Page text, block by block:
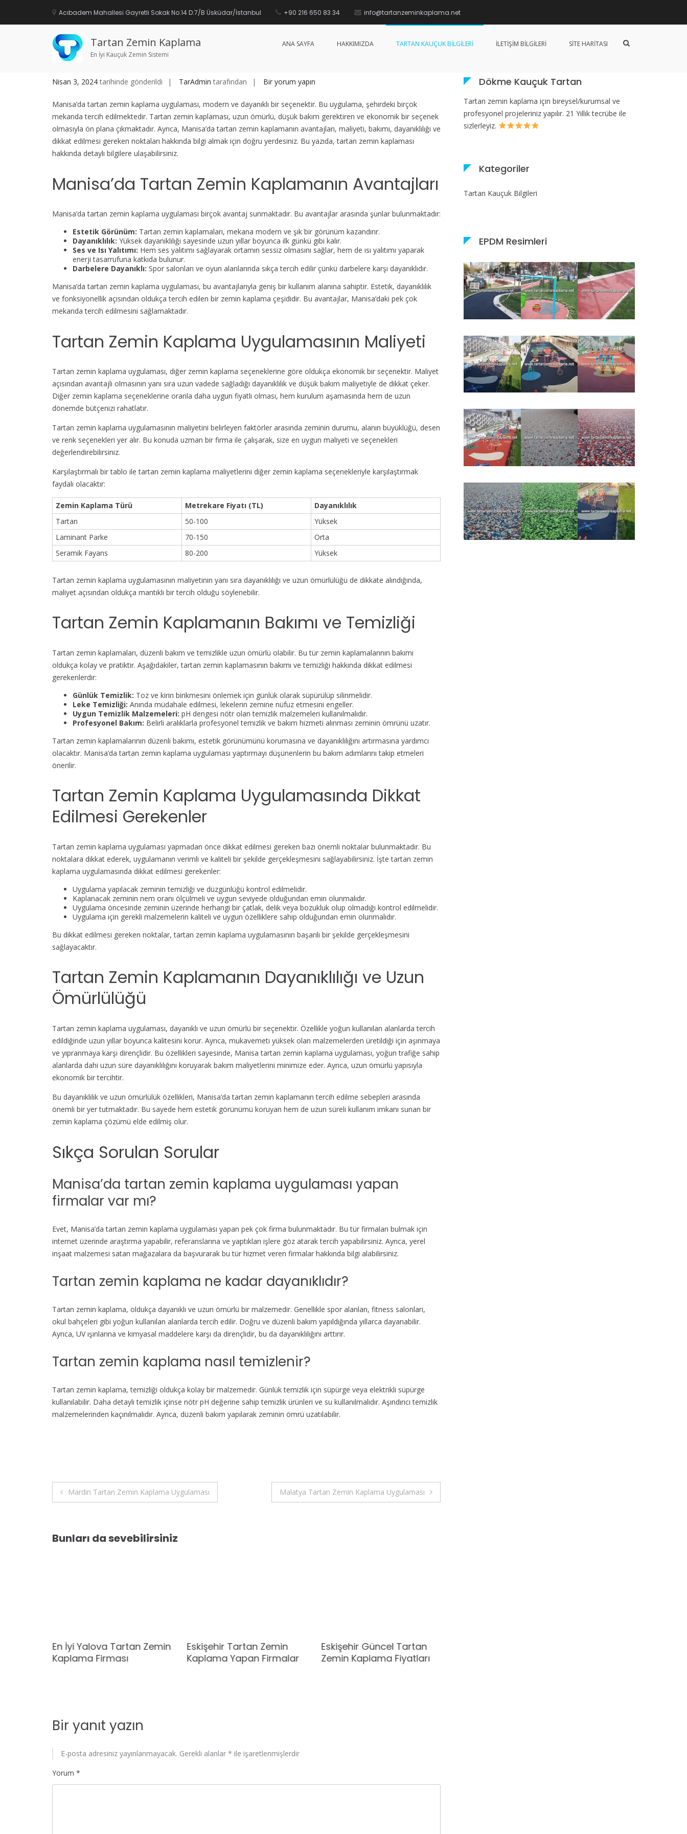
Acıbadem Mahallesi Gayretli Sokak No:14 D:7/B Üsküdar/İstanbul +90 216 650 83 34 info@tartanzeminkaplama.net
Tartan Zemin Kaplama
En İyi Kauçuk Zemin Sistemi
ANA SAYFA HAKKIMIZDA TARTAN KAUÇUK BILGILERI İLETIŞIM BILGILERI SITE HARITASI
Arama
Manisa Tartan Zemin Kaplama Uygulaması Tartan Kauçuk Bilgileri
Nisan 3, 2024tarihinde gönderildi TarAdmin tarafından
Manisa
Zemin
Kaplama
Uygulaması
için
Bir yorum yapın
Manisa’da tartan zemin kaplama uygulaması, modern ve dayanıklı bir seçenektir. Bu uygulama, şehirdeki birçok
mekanda tercih edilmektedir. Tartan zemin kaplaması, uzun ömürlü, düşük bakım gerektiren ve ekonomik bir seçenek
olmasıyla ön plana çıkmaktadır. Ayrıca, Manisa’da tartan zemin kaplamanın avantajları, maliyeti, bakımı, dayanıklılığı ve
dikkat edilmesi gereken noktaları hakkında bilgi almak için doğru yerdesiniz. Bu yazıda, tartan zemin kaplaması
hakkında detaylı bilgilere ulaşabilirsiniz.
Manisa’da Tartan Zemin Kaplamanın Avantajları
Manisa’da tartan zemin kaplama uygulaması birçok avantaj sunmaktadır. Bu avantajlar arasında şunlar bulunmaktadır:
Estetik Görünüm: Tartan zemin kaplamaları, mekana modern ve şık bir görünüm kazandırır.
Dayanıklılık: Yüksek dayanıklılığı sayesinde uzun yıllar boyunca ilk günkü gibi kalır.
Ses ve Isı Yalıtımı: Hem ses yalıtımı sağlayarak ortamın sessiz olmasını sağlar, hem de ısı yalıtımı yaparak
enerji tasarrufuna katkıda bulunur.
Darbelere Dayanıklı: Spor salonları ve oyun alanlarında sıkça tercih edilir çünkü darbelere karşı dayanıklıdır.
Manisa’da tartan zemin kaplama uygulaması, bu avantajlarıyla geniş bir kullanım alanına sahiptir. Estetik, dayanıklılık
ve fonksiyonellik açısından oldukça tercih edilen bir zemin kaplama çeşididir. Bu avantajlar, Manisa’daki pek çok
mekanda tercih edilmesini sağlamaktadır.
Tartan Zemin Kaplama Uygulamasının Maliyeti
Tartan zemin kaplama uygulaması, diğer zemin kaplama seçeneklerine göre oldukça ekonomik bir seçenektir. Maliyet
açısından avantajlı olmasının yanı sıra uzun vadede sağladığı dayanıklılık ve düşük bakım maliyetiyle de dikkat çeker.
Diğer zemin kaplama seçeneklerine oranla daha uygun fiyatlı olması, hem kurulum aşamasında hem de uzun
dönemde bütçenizi rahatlatır.
Tartan zemin kaplama uygulamasının maliyetini belirleyen faktörler arasında zeminin durumu, alanın büyüklüğü, desen
ve renk seçenekleri yer alır. Bu konuda uzman bir firma ile çalışarak, size en uygun maliyeti ve seçenekleri
değerlendirebilirsiniz.
Karşılaştırmalı bir tablo ile tartan zemin kaplama maliyetlerini diğer zemin kaplama seçenekleriyle karşılaştırmak
faydalı olacaktır:
Zemin Kaplama Türü Metrekare Fiyatı (TL)
Dayanıklılık
Tartan
50-100
Yüksek
Laminant Parke
70-150
Orta
Seramik Fayans
80-200 Yüksek
Tartan zemin kaplama uygulamasının maliyetinin yanı sıra dayanıklılığı ve uzun ömürlülüğü de dikkate alındığında,
maliyet açısından oldukça mantıklı bir tercih olduğu söylenebilir.
Tartan Zemin Kaplamanın Bakımı ve Temizliği
Tartan zemin kaplamaları, düzenli bakım ve temizlikle uzun ömürlü olabilir. Bu tür zemin kaplamalarının bakımı
oldukça kolay ve pratiktir. Aşağıdakiler, tartan zemin kaplamasının bakımı ve temizliği hakkında dikkat edilmesi
gerekenlerdir:
Günlük Temizlik: Toz ve kirin birikmesini önlemek için günlük olarak süpürülüp silinmelidir.
Leke Temizliği: Anında müdahale edilmesi, lekelerin zemine nüfuz etmesini engeller.
Uygun Temizlik Malzemeleri: pH dengesi nötr olan temizlik malzemeleri kullanılmalıdır.
Profesyonel Bakım: Belirli aralıklarla profesyonel temizlik ve bakım hizmeti alınması zeminin ömrünü uzatır.
Tartan zemin kaplamalarının düzenli bakımı, estetik görünümünü korumasına ve dayanıklılığını artırmasına yardımcı
olacaktır. Manisa’da tartan zemin kaplama uygulaması yaptırmayı düşünenlerin bu bakım adımlarını takip etmeleri
önerilir.
Tartan Zemin Kaplama Uygulamasında Dikkat
Edilmesi Gerekenler
Tartan zemin kaplama uygulaması yapmadan önce dikkat edilmesi gereken bazı önemli noktalar bulunmaktadır. Bu
noktalara dikkat ederek, uygulamanın verimli ve kaliteli bir şekilde gerçekleşmesini sağlayabilirsiniz. İşte tartan zemin
kaplama uygulamasında dikkat edilmesi gerekenler:
Uygulama yapılacak zeminin temizliği ve düzgünlüğü kontrol edilmelidir.
Kaplanacak zeminin nem oranı ölçülmeli ve uygun seviyede olduğundan emin olunmalıdır.
Uygulama öncesinde zeminin üzerinde herhangi bir çatlak, delik veya bozukluk olup olmadığı kontrol edilmelidir.
Uygulama için gerekli malzemelerin kaliteli ve uygun özelliklere sahip olduğundan emin olunmalıdır.
Bu dikkat edilmesi gereken noktalar, tartan zemin kaplama uygulamasının başarılı bir şekilde gerçekleşmesini
sağlayacaktır.
Tartan Zemin Kaplamanın Dayanıklılığı ve Uzun
Ömürlülüğü
Tartan zemin kaplama uygulaması, dayanıklı ve uzun ömürlü bir seçenektir. Özellikle yoğun kullanılan alanlarda tercih
edildiğinde uzun yıllar boyunca kalitesini korur. Ayrıca, mukavemeti yüksek olan malzemelerden üretildiği için aşınmaya
ve yıpranmaya karşı dirençlidir. Bu özellikleri sayesinde, Manisa tartan zemin kaplama uygulaması, yoğun trafiğe sahip
alanlarda dahi uzun süre dayanıklılığını koruyarak bakım maliyetlerini minimize eder. Ayrıca, uzun ömürlü yapısıyla
ekonomik bir tercihtir.
Bu dayanıklılık ve uzun ömürlülük özellikleri, Manisa’da tartan zemin kaplamanın tercih edilme sebepleri arasında
önemli bir yer tutmaktadır. Bu sayede hem estetik görünümü koruyan hem de uzun süreli kullanım imkanı sunan bir
zemin kaplama çözümü elde edilmiş olur.
Sıkça Sorulan Sorular
Manisa’da tartan zemin kaplama uygulaması yapan
firmalar var mı?
Evet, Manisa’da tartan zemin kaplama uygulaması yapan pek çok firma bulunmaktadır. Bu tür firmaları bulmak için
internet üzerinde araştırma yapabilir, referanslarına ve yaptıkları işlere göz atarak tercih yapabilirsiniz. Ayrıca, yerel
inşaat malzemesi satan mağazalara da başvurarak bu tür hizmet veren firmalar hakkında bilgi alabilirsiniz.
Tartan zemin kaplama ne kadar dayanıklıdır?
Tartan zemin kaplama, oldukça dayanıklı ve uzun ömürlü bir malzemedir. Genellikle spor alanları, fitness salonları,
okul bahçeleri gibi yoğun kullanılan alanlarda tercih edilir. Doğru ve düzenli bakım yapıldığında yıllarca dayanabilir.
Ayrıca, UV ışınlarına ve kimyasal maddelere karşı da dirençlidir, bu da dayanıklılığını arttırır.
Tartan zemin kaplama nasıl temizlenir?
Tartan zemin kaplama, temizliği oldukça kolay bir malzemedir. Günlük temizlik için süpürge veya elektrikli süpürge
kullanılabilir. Daha detaylı temizlik içinse nötr pH değerine sahip temizlik ürünleri ve su kullanılmalıdır. Aşındırıcı temizlik
malzemelerinden kaçınılmalıdır. Ayrıca, düzenli bakım yapılarak zeminin ömrü uzatılabilir.
Yazı
Mardin Tartan Zemin Kaplama Uygulaması Malatya Tartan Zemin Kaplama Uygulaması
Bunları da sevebilirsiniz
En İyi Yalova Tartan Zemin
Kaplama Firması
Eskişehir Tartan Zemin
Kaplama Yapan Firmalar
Eskişehir Güncel Tartan
Zemin Kaplama Fiyatları
Bir yanıt yazın
E-posta adresiniz yayınlanmayacak. Gerekli alanlar * ile işaretlenmişlerdir
Yorum *
Dökme Kauçuk Tartan
Tartan zemin kaplama için bireysel/kurumsal ve
profesyonel projeleriniz yapılır. 21 Yıllık tecrübe ile
sizlerleyiz.
Kategoriler
Tartan Kauçuk Bilgileri
EPDM Resimleri